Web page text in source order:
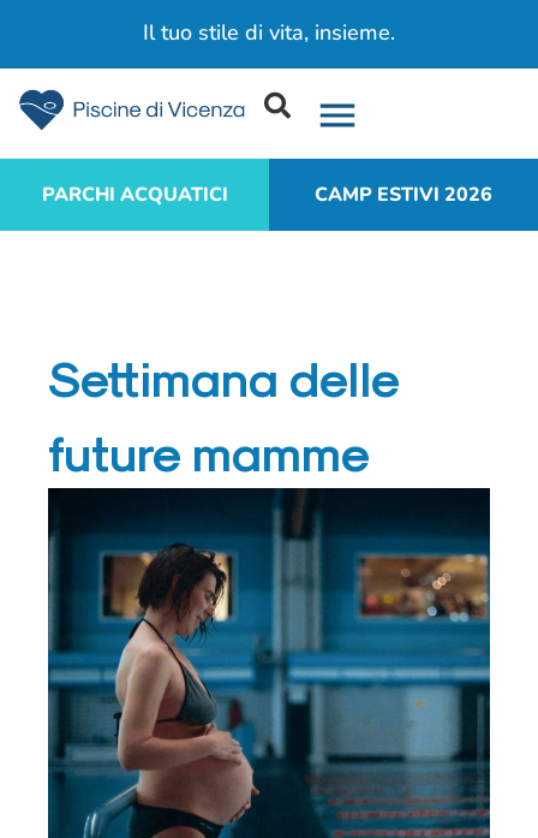
Acqua. Movimento. Salute.
PARCHI ACQUATICI CAMP ESTIVI 2026
Settimana delle
future mamme